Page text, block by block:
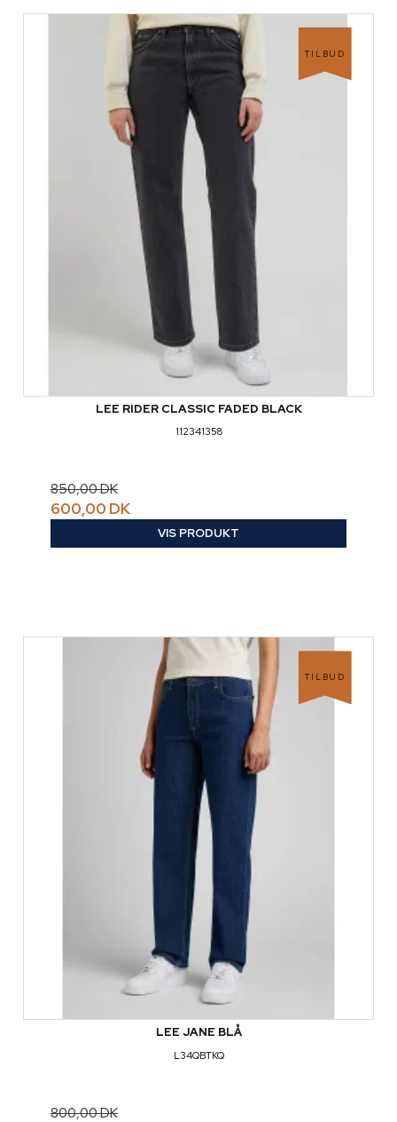
TILBUD
LEE RIDER CLASSIC FADED BLACK
112341358
850,00 DK
600,00 DK
VIS PRODUKT
TILBUD
LEE JANE BLÅ
L34QBTKQ
800,00 DK